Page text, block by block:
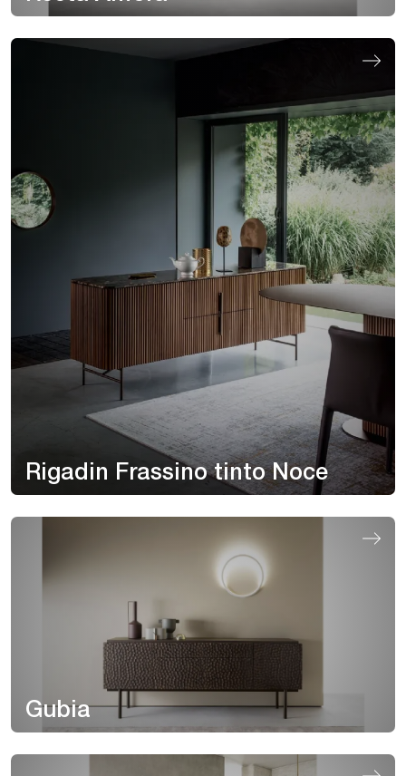
Rigadin Frassino tinto Noce
Gubia